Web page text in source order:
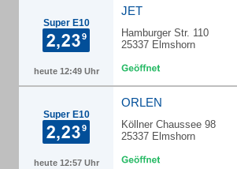
Super E10
heute 12:49 Uhr
JET
Hamburger Str. 110
25337 Elmshorn
Super E10
heute 12:57 Uhr
ORLEN
Köllner Chaussee 98
25337 Elmshorn